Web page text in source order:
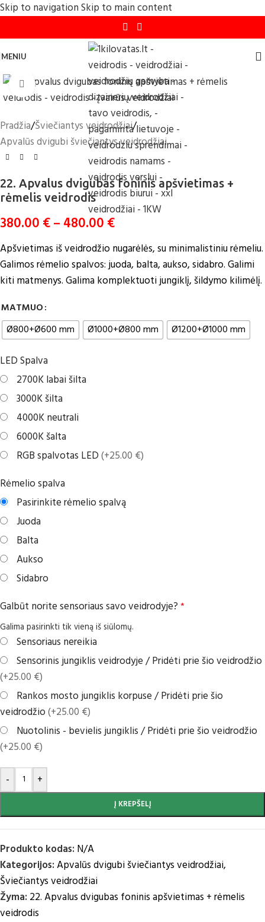
Skip to navigationSkip to main content
MENIU
Click to enlarge
Pradžia/Šviečiantys veidrodžiai/
Apvalūs dvigubi šviečiantys veidrodžiai
22. Apvalus dvigubas foninis apšvietimas +
rėmelis veidrodis
380.00 €– 480.00 €
Apšvietimas iš veidrodžio nugarėlės, su minimalistiniu rėmeliu.
Galimos rėmelio spalvos: juoda, balta, aukso, sidabro. Galimi
kiti matmenys. Galima komplektuoti jungiklį, šildymo kilimėlį.
MATMUO
Ø800+Ø600 mm
Ø1000+Ø800 mm Ø1200+Ø1000 mm
LED Spalva
2700K labai šilta
3000K šilta
4000K neutrali
6000K šalta
RGB spalvotas LED(+25.00 €)
Rėmelio spalva
Pasirinkite rėmelio spalvą
Juoda
Balta
Aukso
Sidabro
Galbūt norite sensoriaus savo veidrodyje?*
Galima pasirinkti tik vieną iš siūlomų.
Sensoriaus nereikia
Sensorinis jungiklis veidrodyje / Pridėti prie šio veidrodžio
(+25.00 €)
Rankos mosto jungiklis korpuse / Pridėti prie šio
veidrodžio(+25.00 €)
Nuotolinis - bevielis jungiklis / Pridėti prie šio veidrodžio
(+25.00 €)
- +
Į KREPŠELĮ
Produkto kodas: N/A
Kategorijos:Apvalūs dvigubi šviečiantys veidrodžiai,
Šviečiantys veidrodžiai
Žyma: 22. Apvalus dvigubas foninis apšvietimas + rėmelis
veidrodis